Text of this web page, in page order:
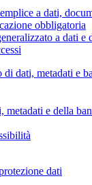
a dati,
obbligatoria
a dati e
dati, metadati e
metadati e della
dati